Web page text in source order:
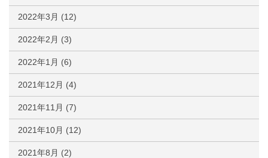
2022年3月 (12)
2022年2月 (3)
2022年1月 (6)
2021年12月 (4)
2021年11月 (7)
2021年10月 (12)
2021年8月 (2)